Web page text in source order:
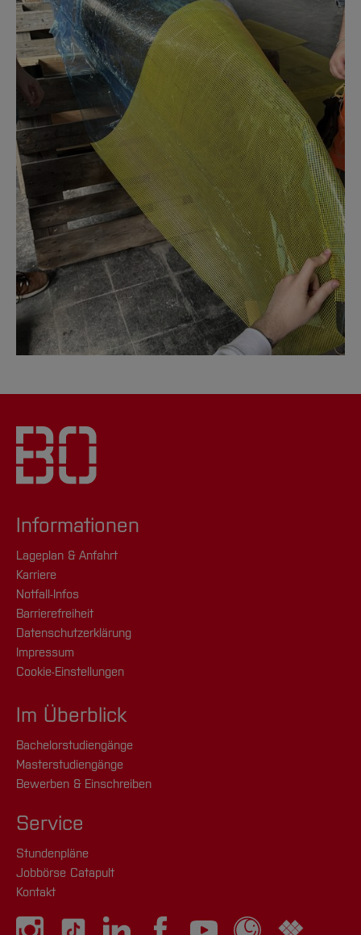
Informationen
Lageplan & Anfahrt
Karriere
Notfall-Infos
Barrierefreiheit
Datenschutzerklärung
Impressum
Cookie-Einstellungen
Im Überblick
Bachelorstudiengänge
Masterstudiengänge
Bewerben & Einschreiben
Service
Stundenpläne
Jobbörse Catapult
Kontakt